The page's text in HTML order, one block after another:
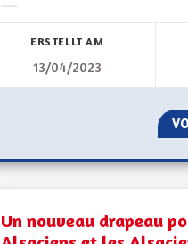
ERSTELLT AM
13/04/2023
Un nouveau drapeau